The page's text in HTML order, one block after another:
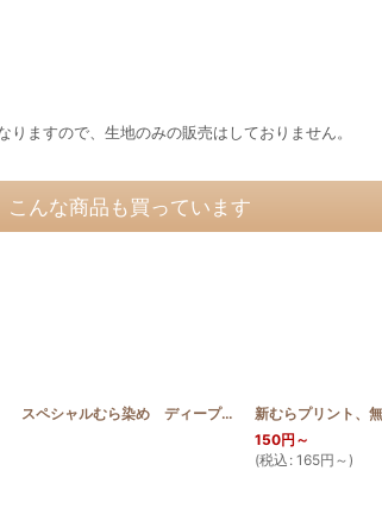
ますので、生地のみの販売はしておりません。
んな商品も買っています
スペシャルむら染め ディープブルー [SP_B]
150円 ～
(税込 : 165円 ～)